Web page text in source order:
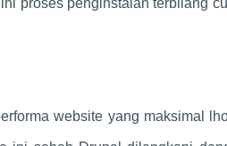
website yang maksimal